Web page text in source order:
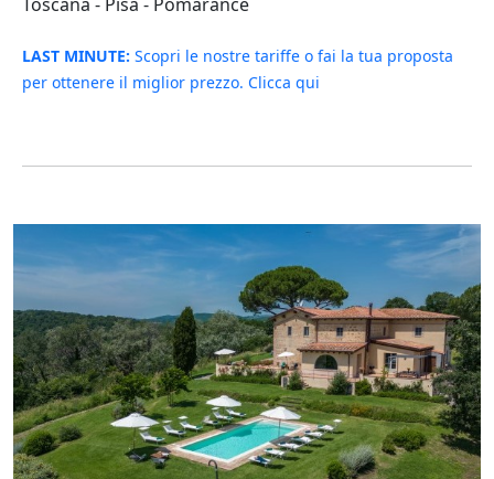
LAST MINUTE: Scopri le nostre tariffe o fai la tua proposta
per ottenere il miglior prezzo. Clicca qui